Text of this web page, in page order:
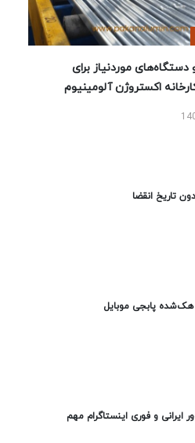
موردنیاز برای
اکستروژن آلومینیوم
تاریخ انقضا
هک‌شده پابجی موبایل
ایرانی و فوری اینستاگرام مهم